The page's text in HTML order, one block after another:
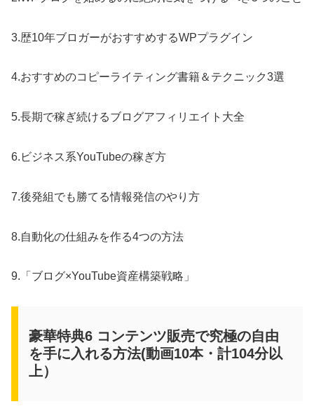
3.歴10年ブロガーがおすすめするWPプラグイン
4.おすすめのコピーライティング書籍＆テクニック3選
5.長期で稼ぎ続けるブログアフィリエイト大全
6.ビジネス系YouTubeの稼ぎ方
7.後発組でも勝てる情報発信のやり方
8.自動化の仕組みを作る4つの方法
9.「ブログ×YouTube資産構築戦略」
豪華特典6 コンテンツ販売で究極の自由
を手に入れる方法(動画10本・計104分以
上）